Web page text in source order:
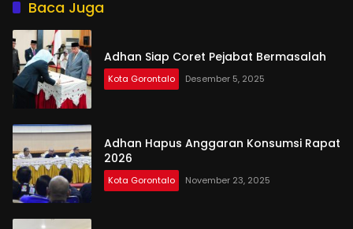
Baca Juga
Adhan Siap Coret Pejabat Bermasalah
Kota Gorontalo Desember 5, 2025
Adhan Hapus Anggaran Konsumsi Rapat
2026
Kota Gorontalo November 23, 2025